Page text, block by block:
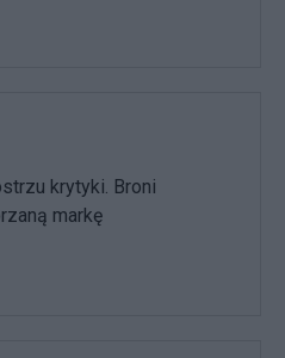
krytyki. Broni
markę